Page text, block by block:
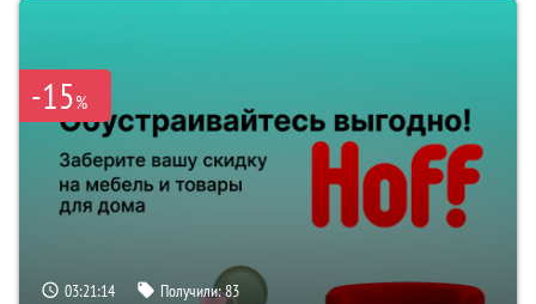
-15%
03:21:13 Получили:83